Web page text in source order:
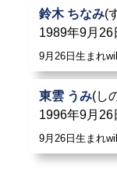
鈴木 ちなみ(
1989年9月26
9月26日生まれ
東雲 うみ(し
1996年9月26
9月26日生まれ